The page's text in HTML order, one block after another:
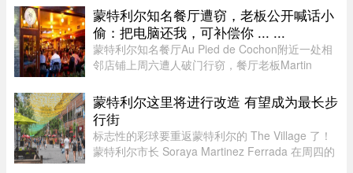
一，WestJet 与工会达成临时协议，航班已恢复运
营。但公司在周二发邮件表 ...
蒙特利尔知名餐厅遭窃，老板公开喊话小
偷：把电脑还我，可补偿你 ... ...
蒙特利尔知名餐厅Au Pied de Cochon附近一处相
邻店铺上周六遭人破门行窃，餐厅老板Martin
找回电脑。据Martin Picard介绍，被盗地点位于
Plateau-Mont-Royal区Duluth Es ...
蒙特利尔这里将进行改造 有望成为最长步
行街
标志性的彩球要重返蒙特利尔的 The Village 了！
蒙特利尔市长 Soraya Martinez Ferrada 在周四的